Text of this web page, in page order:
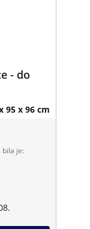
95 x 96 cm
bila je: